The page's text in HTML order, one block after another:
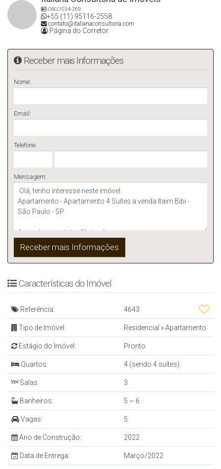
CRECI034-269
+55 (11) 95116-2558
contato@italianaconsultoria.com
Página do Corretor
Receber mais Informações
Nome:
Email:
Telefone:
Mensagem:
Características do Imóvel
Referência: 4643
Tipo de Imóvel: Residencial »Apartamento
Estágio do Imóvel: Pronto
Quartos: 4 (sendo 4 suítes)
Salas: 3
Banheiros: 5 ~ 6
Vagas: 5
Ano de Construção: 2022
Data de Entrega: Março/2022